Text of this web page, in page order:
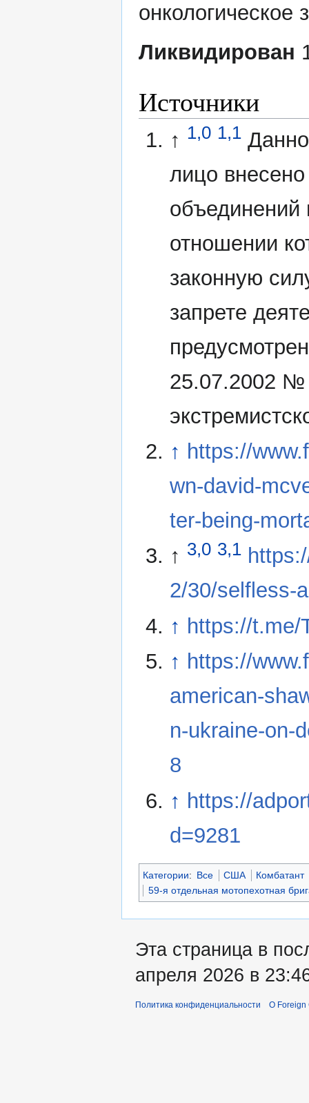
онкологическое
Ликвидирован
Источники
↑ 1,0 1,1
лицо
объединений
отношении
законную
запрете
25.07.2002 №
↑ https://
wn-david-
ter-being-
↑ 3,0 3,1
2/30/selfless-
↑ https://t.me/
↑ https://
american-
n-ukraine-on-
8
↑ https://
d=9281
Категории: Все США
Комбатант
59-я отдельная мотопехотная
Эта страница в
апреля 2026 в
Политика конфиденциальности О Foreign